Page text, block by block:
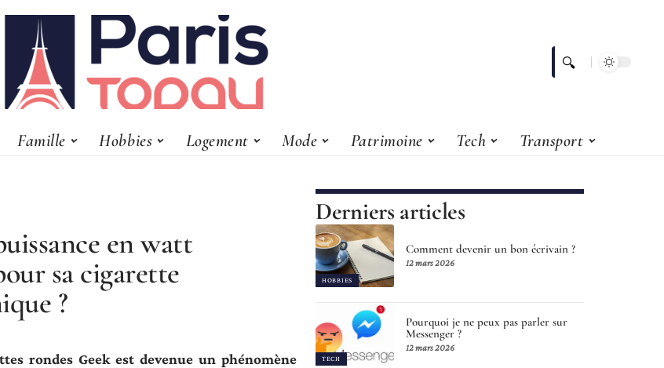
Famille Hobbies Logement Mode Patrimoine Tech Transport
en watt
sa cigarette
?
rondes Geek est devenue un phénomène
Derniers articles
HOBBIES
Comment devenir un bon écrivain ?
12 mars 2026
TECH
Pourquoi je ne peux pas parler sur
Messenger ?
12 mars 2026